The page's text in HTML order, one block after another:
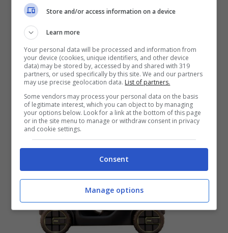
tipiche dei modelli del brand.
Gli pneumatici
sono specifici per l’off-road e la carrozzeria
presenta una t
nero e i dettagli in verde lime brillante. La
struttura aperta con roll-bar a vista, poi, è un
altro omaggio al mondo off-road di casa
Jeep.
Store and/or access information on a device
Learn more
Your personal data will be processed and information from
your device (cookies, unique identifiers, and other device
data) may be stored by, accessed by and shared with 319
partners, or used specifically by this site. We and our partners
may use precise geolocation data. List of partners.
Some vendors may process your personal data on the basis
of legitimate interest, which you can object to by managing
your options below. Look for a link at the bottom of this page
or in the site menu to manage or withdraw consent in privacy
and cookie settings.
Consent
Manage options